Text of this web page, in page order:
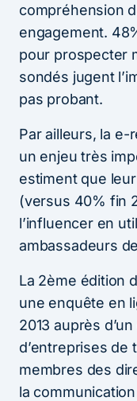
compréhension
engagement.
pour prospecter
sondés jugent
pas probant.
Par ailleurs, la
un enjeu très
estiment que
(versus 40% fin
l’influencer en
ambassadeurs
La 2ème édition
une enquête en
2013 auprès
d’entreprises de
membres des
la